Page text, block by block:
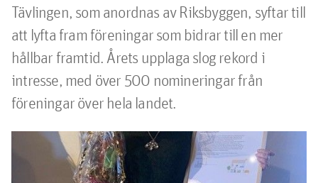
Tävlingen, som anordnas av Riksbyggen, syftar till
att lyfta fram föreningar som bidrar till en mer
hållbar framtid. Årets upplaga slog rekord i
intresse, med över 500 nomineringar från
föreningar över hela landet.